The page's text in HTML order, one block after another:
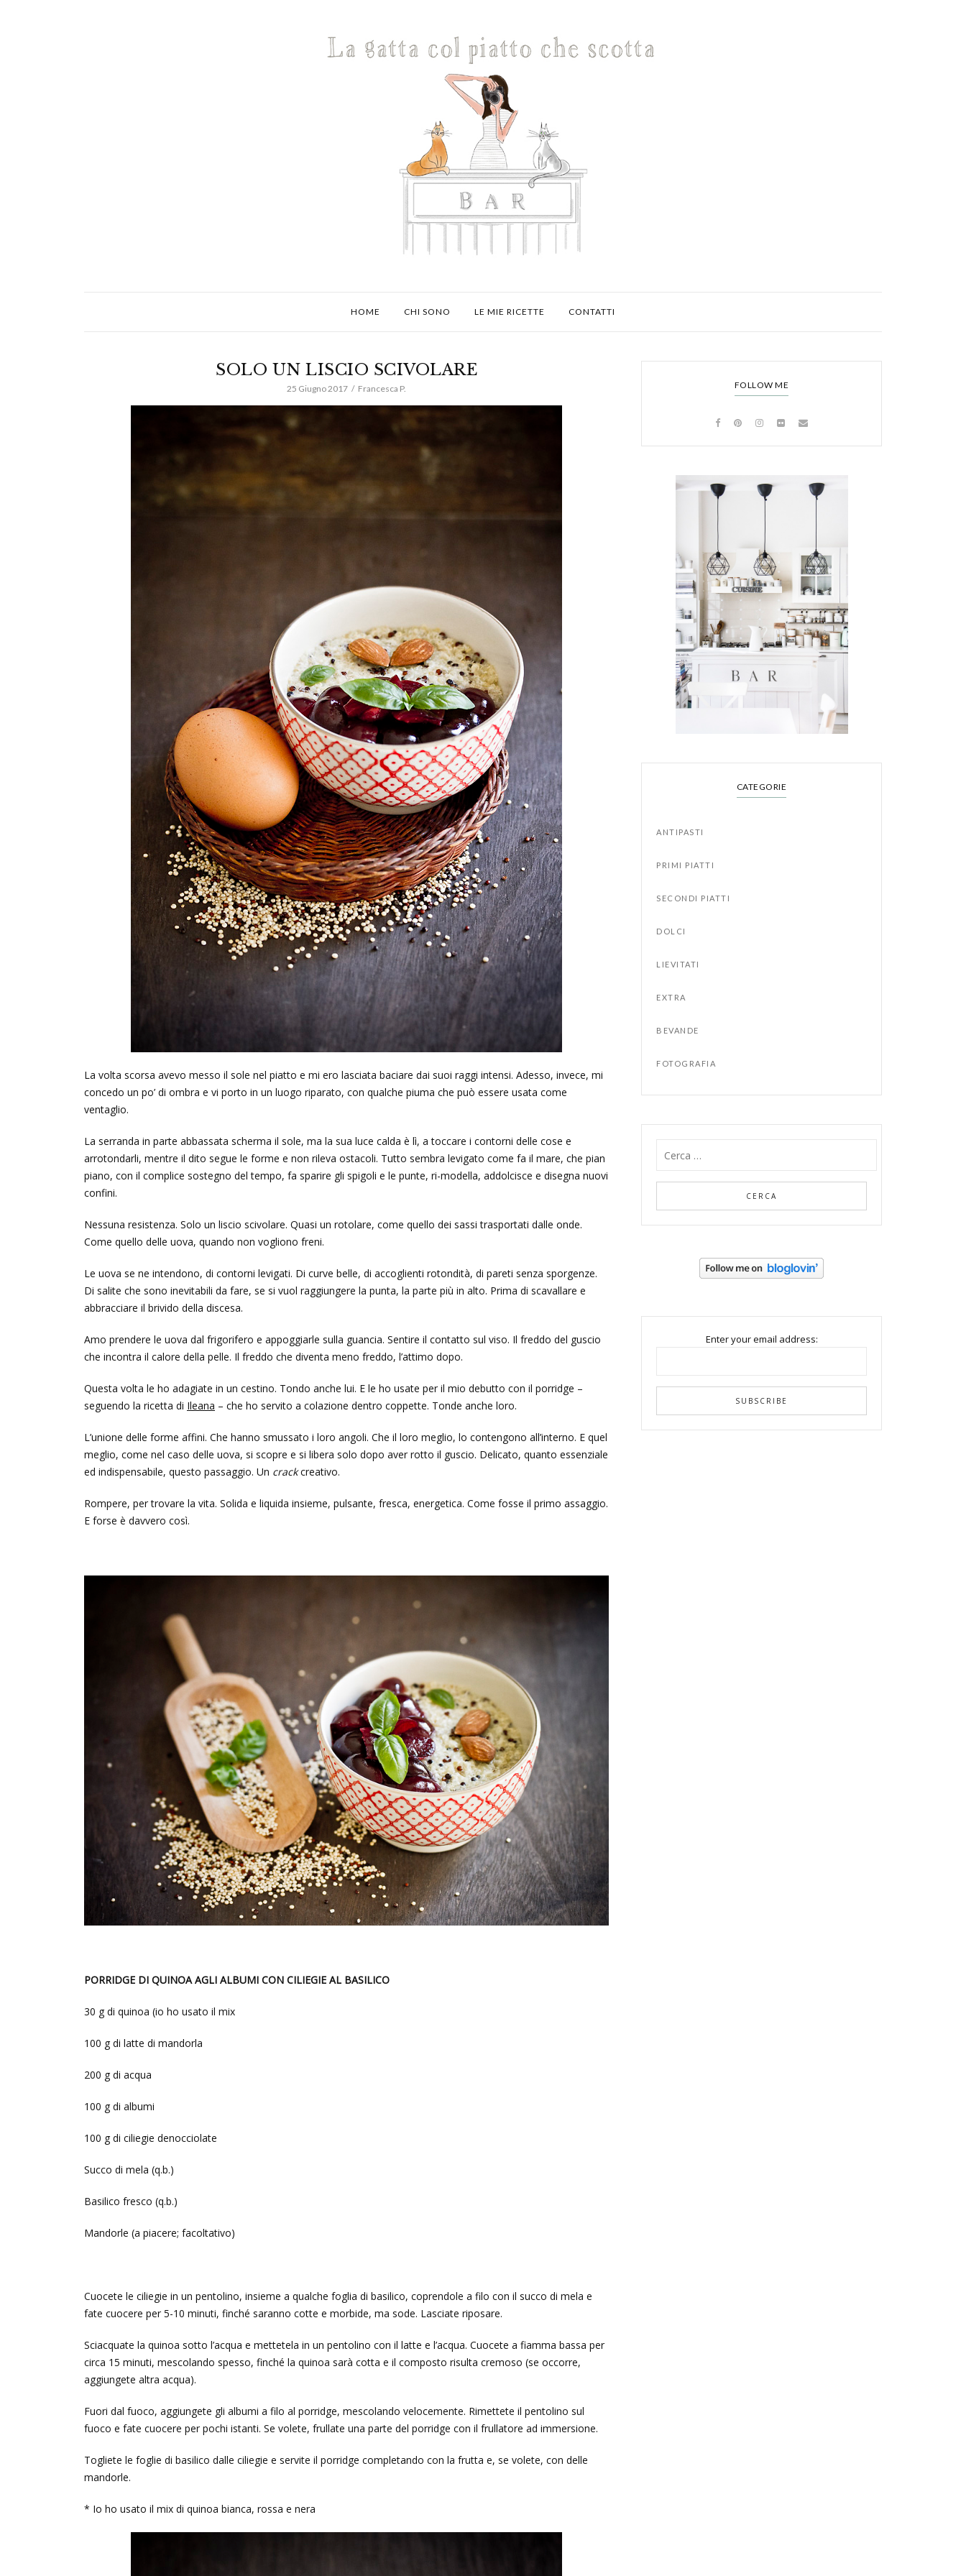
HOME CHI SONO LE MIE RICETTE CONTATTI
SOLO UN LISCIO SCIVOLARE
25 Giugno 2017 Francesca P.
La volta scorsa avevo messo il sole nel piatto e mi ero lasciata baciare dai suoi raggi intensi. Adesso, invece, mi
concedo un po’ di ombra e vi porto in un luogo riparato, con qualche piuma che può essere usata come
ventaglio.
La serranda in parte abbassata scherma il sole, ma la sua luce calda è lì, a toccare i contorni delle cose e
arrotondarli, mentre il dito segue le forme e non rileva ostacoli. Tutto sembra levigato come fa il mare, che pian
piano, con il complice sostegno del tempo, fa sparire gli spigoli e le punte, ri-modella, addolcisce e disegna nuovi
confini.
Nessuna resistenza. Solo un liscio scivolare. Quasi un rotolare, come quello dei sassi trasportati dalle onde.
Come quello delle uova, quando non vogliono freni.
Le uova se ne intendono, di contorni levigati. Di curve belle, di accoglienti rotondità, di pareti senza sporgenze.
Di salite che sono inevitabili da fare, se si vuol raggiungere la punta, la parte più in alto. Prima di scavallare e
abbracciare il brivido della discesa.
Amo prendere le uova dal frigorifero e appoggiarle sulla guancia. Sentire il contatto sul viso. Il freddo del guscio
che incontra il calore della pelle. Il freddo che diventa meno freddo, l’attimo dopo.
Questa volta le ho adagiate in un cestino. Tondo anche lui. E le ho usate per il mio debutto con il porridge –
seguendo la ricetta di Ileana – che ho servito a colazione dentro coppette. Tonde anche loro.
L’unione delle forme affini. Che hanno smussato i loro angoli. Che il loro meglio, lo contengono all’interno. E quel
meglio, come nel caso delle uova, si scopre e si libera solo dopo aver rotto il guscio. Delicato, quanto essenziale
ed indispensabile, questo passaggio. Un crackcreativo.
Rompere, per trovare la vita. Solida e liquida insieme, pulsante, fresca, energetica. Come fosse il primo assaggio.
E forse è davvero così.
PORRIDGE DI QUINOA AGLI ALBUMI CON CILIEGIE AL BASILICO
30 g di quinoa (io ho usato il mix
100 g di latte di mandorla
200 g di acqua
100 g di albumi
100 g di ciliegie denocciolate
Succo di mela (q.b.)
Basilico fresco (q.b.)
Mandorle (a piacere; facoltativo)
Cuocete le ciliegie in un pentolino, insieme a qualche foglia di basilico, coprendole a filo con il succo di mela e
fate cuocere per 5-10 minuti, finché saranno cotte e morbide, ma sode. Lasciate riposare.
Sciacquate la quinoa sotto l’acqua e mettetela in un pentolino con il latte e l’acqua. Cuocete a fiamma bassa per
circa 15 minuti, mescolando spesso, finché la quinoa sarà cotta e il composto risulta cremoso (se occorre,
aggiungete altra acqua).
Fuori dal fuoco, aggiungete gli albumi a filo al porridge, mescolando velocemente. Rimettete il pentolino sul
fuoco e fate cuocere per pochi istanti. Se volete, frullate una parte del porridge con il frullatore ad immersione.
Togliete le foglie di basilico dalle ciliegie e servite il porridge completando con la frutta e, se volete, con delle
mandorle.
* Io ho usato il mix di quinoa bianca, rossa e nera
FOLLOW ME
CATEGORIE
ANTIPASTI
PRIMI PIATTI
SECONDI PIATTI
DOLCI
LIEVITATI
EXTRA
BEVANDE
FOTOGRAFIA
Enter your email address: